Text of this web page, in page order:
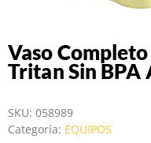
Vaso
Tritan Sin BPA
SKU: 058989
Categoría: EQUIPOS